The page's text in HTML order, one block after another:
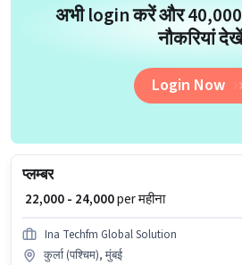
अभी login करें और
नौकरियां देखें
Login Now
प्लम्बर
₹ 22,000 - 24,000per महीना
Ina Techfm Global Solution
कुर्ला (पश्चिम), मुंबई